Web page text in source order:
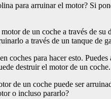
para arruinar el motor? Si
de un coche a través de
a través de un tanque de
coches para hacer esto.
destruir el motor de un coche.
de un coche puede ser
o incluso pararlo?